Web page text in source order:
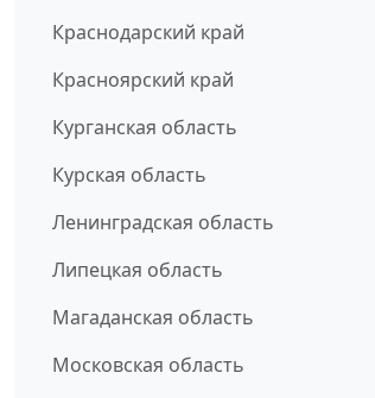
Краснодарский край
Красноярский край
Курганская область
Курская область
Ленинградская область
Липецкая область
Магаданская область
Московская область